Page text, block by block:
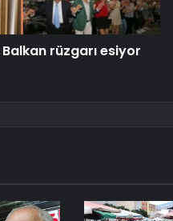
rüzgarı esiyor